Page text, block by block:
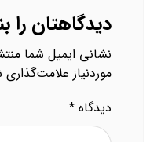
دیدگاهتان را
نشانی ایمیل شما
موردنیاز
دیدگاه*